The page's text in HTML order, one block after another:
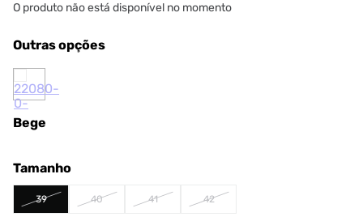
O produto não está disponível no momento
Outras opções
Bege
Tamanho
39 40 41 42